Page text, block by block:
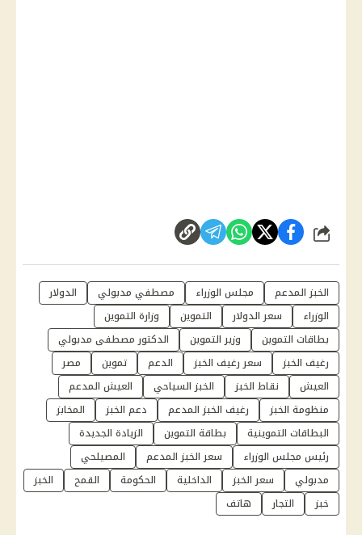
شارك
الخبز المدعم مجلس الوزراء مصطفي مدبولي
الدولار
الوزراء
سعر الدولار التموين
وزارة التموين
بطاقات التموين
وزير التموين
الدكتور مصطفى مدبولي
رغيف الخبز
سعر رغيف الخبز الدعم تموين
مصر
العيش
نقاط الخبز الخبز السياحي
العيش المدعم
منظومة الخبز
رغيف الخبز المدعم دعم الخبز
المخابز
البطاقات التموينية
بطاقة التموين
الزيادة الجديدة
رئيس مجلس الوزراء
سعر الخبز المدعم
المصيلحي
مدبولي
سعر الخبز الداخلية الحكومة القمح
الخبز
خبز
التجار هاتف